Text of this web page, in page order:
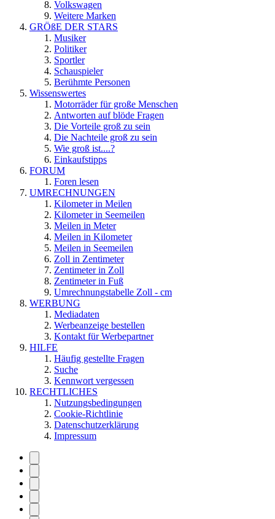
Volkswagen
Weitere Marken
GRÖßE DER STARS
Musiker
Politiker
Sportler
Schauspieler
Berühmte Personen
Wissenswertes
Motorräder für große Menschen
Antworten auf blöde Fragen
Die Vorteile groß zu sein
Die Nachteile groß zu sein
Wie groß ist....?
Einkaufstipps
FORUM
Foren lesen
UMRECHNUNGEN
Kilometer in Meilen
Kilometer in Seemeilen
Meilen in Meter
Meilen in Kilometer
Meilen in Seemeilen
Zoll in Zentimeter
Zentimeter in Zoll
Zentimeter in Fuß
Umrechnungstabelle Zoll - cm
WERBUNG
Mediadaten
Werbeanzeige bestellen
Kontakt für Werbepartner
HILFE
Häufig gestellte Fragen
Suche
Kennwort vergessen
RECHTLICHES
Nutzungsbedingungen
Cookie-Richtlinie
Datenschutzerklärung
Impressum